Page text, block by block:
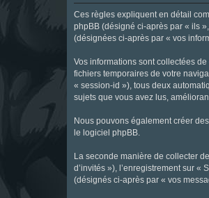
Ces règles expliquent en détail
phpBB (désigné ci-après par « ils
(désignées ci-après par « vos
Vos informations sont collectées
fichiers temporaires de votre
« session-id »), tous deux
sujets que vous avez lus,
Nous pouvons également créer
le logiciel phpBB.
La seconde manière de collecter
d’invités »), l’enregistrement sur
(désignés ci-après par « vos